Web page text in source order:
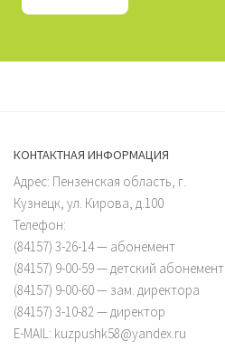
КОНТАКТНАЯ ИНФОРМАЦИЯ
Адрес: Пензенская область, г.
Кузнецк, ул. Кирова, д.100
Телефон:
(84157) 3-26-14 — абонемент
(84157) 9-00-59 — детский абонемент
(84157) 9-00-60 — зам. директора
(84157) 3-10-82 — директор
E-MAIL: kuzpushk58@yandex.ru